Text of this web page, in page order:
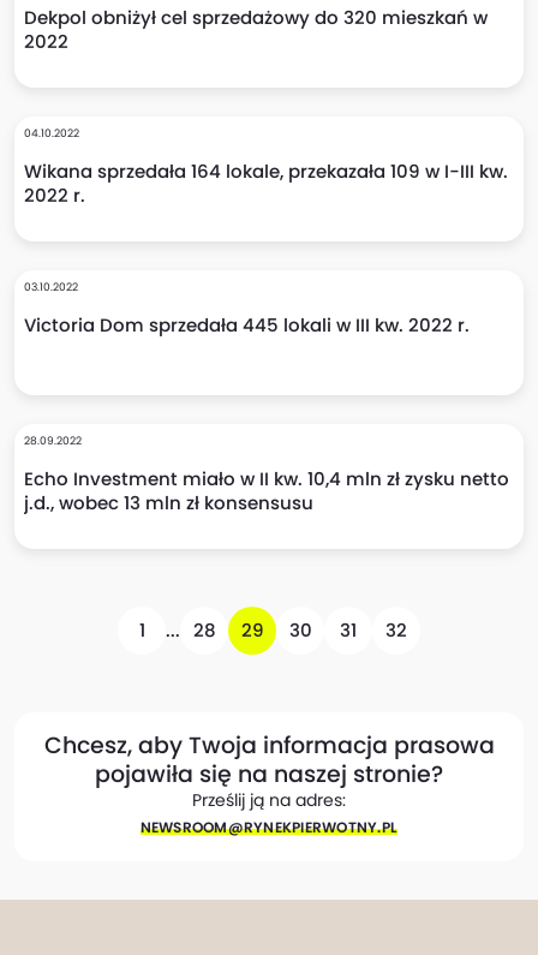
Dekpol obniżył cel sprzedażowy do 320 mieszkań w
2022
04.10.2022
Wikana sprzedała 164 lokale, przekazała 109 w I-III kw.
2022 r.
03.10.2022
Victoria Dom sprzedała 445 lokali w III kw. 2022 r.
28.09.2022
Echo Investment miało w II kw. 10,4 mln zł zysku netto
j.d., wobec 13 mln zł konsensusu
1 ... 28 29 30 31 32
Chcesz, aby Twoja informacja prasowa
pojawiła się na naszej stronie?
Prześlij ją na adres:
NEWSROOM@​RYNEKPIERWOTNY.PL